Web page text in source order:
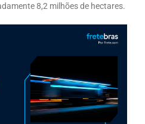
8,2 milhões de hectares.